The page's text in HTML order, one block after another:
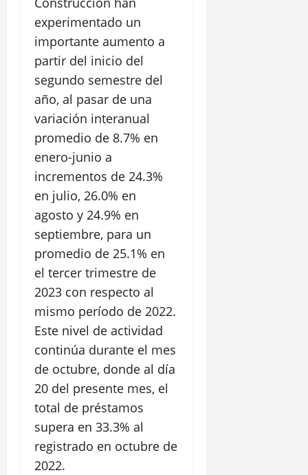
experimentado un
importante aumento a
partir del inicio del
segundo semestre del
año, al pasar de una
variación interanual
promedio de 8.7% en
enero-junio a
incrementos de 24.3%
en julio, 26.0% en
agosto y 24.9% en
septiembre, para un
promedio de 25.1% en
el tercer trimestre de
2023 con respecto al
mismo período de 2022.
Este nivel de actividad
continúa durante el mes
de octubre, donde al día
20 del presente mes, el
total de préstamos
supera en 33.3% al
registrado en octubre de
2022.